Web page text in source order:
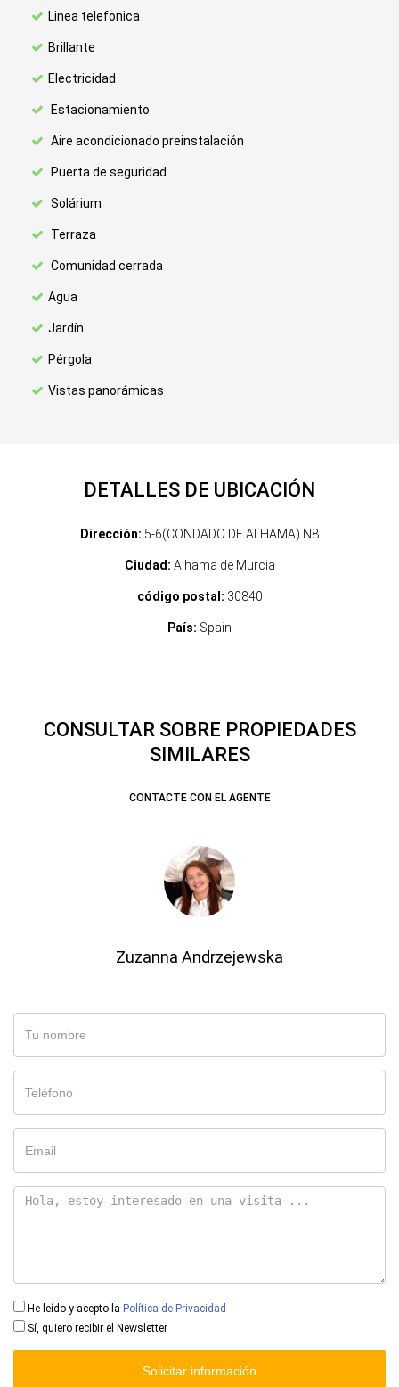
Linea telefonica
Brillante
Electricidad
Estacionamiento
Aire acondicionado preinstalación
Puerta de seguridad
Solárium
Terraza
Comunidad cerrada
Agua
Jardín
Pérgola
Vistas panorámicas
DETALLES DE UBICACIÓN
Dirección: 5-6(CONDADO DE ALHAMA) N8
Ciudad: Alhama de Murcia
código postal: 30840
País: Spain
CONSULTAR SOBRE PROPIEDADES
SIMILARES
CONTACTE CON EL AGENTE
Zuzanna Andrzejewska
He leído y acepto la Política de Privacidad
Sí, quiero recibir el Newsletter
Solicitar información